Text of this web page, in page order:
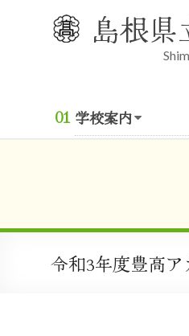
島根
学校案内
令和3年度豊高